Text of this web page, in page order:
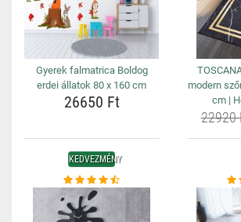
Gyerek falmatrica Boldog
erdei állatok 80 x 160 cm
26650 Ft
modern
cm |
22920
KEDVEZMÉNY